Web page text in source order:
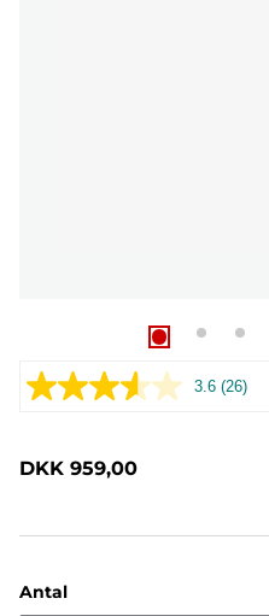
3.6 Læs
(26)
DKK 959,00
Antal